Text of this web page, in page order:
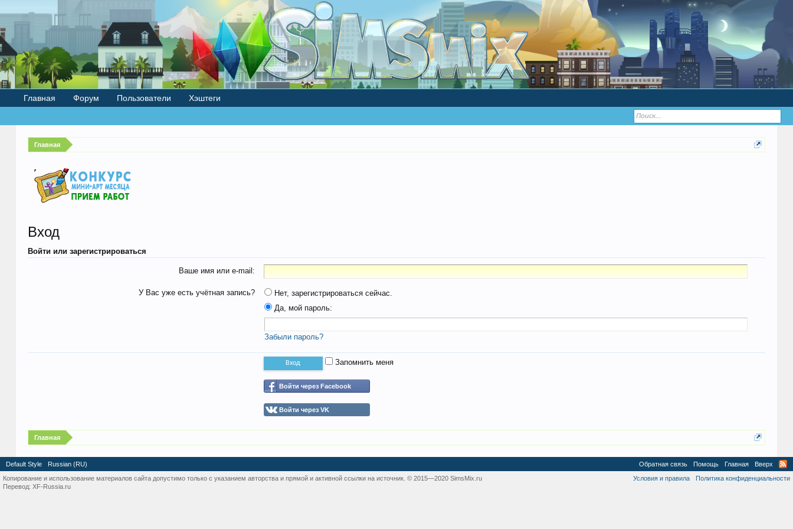
Главная
Вход
Войти или зарегистрироваться
Ваше имя или e-mail:
У Вас уже есть учётная запись?
Нет, зарегистрироваться сейчас.
Да, мой пароль:
Забыли пароль?
Запомнить меня
Войти через Facebook
Войти через VK
Главная
Главная Форум Пользователи Хэштеги
Default Style Russian (RU) Обратная связь Помощь Главная
Вверх
Условия и правила
Политика конфиденциальности
Копирование и использование материалов сайта допустимо только с указанием авторства и прямой и активной ссылки на источник. © 2015—2020 SimsMix.ru
Перевод: XF-Russia.ru